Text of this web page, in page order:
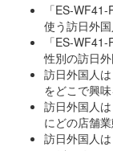
「ES-
使う訪日外
「ES-
性別の訪日
訪日外国人
をどこで興
訪日外国人
にどの店舗
訪日外国人